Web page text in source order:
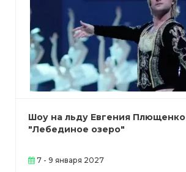
Шоу на льду Евгения Плющенко
"Лебединое озеро"
7 - 9 января 2027